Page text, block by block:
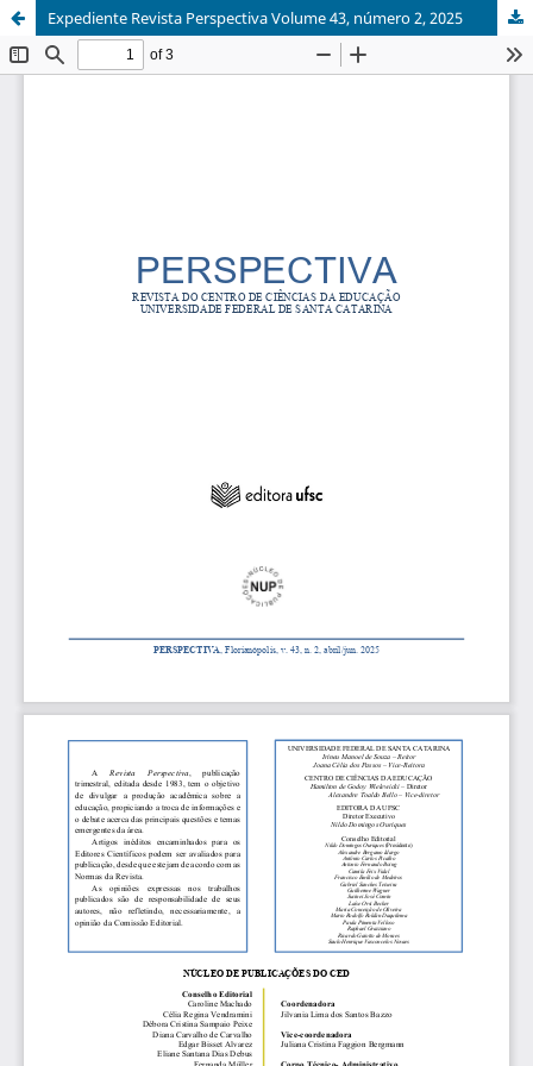
Expediente Revista Perspectiva Volume 43, número 2, 2025